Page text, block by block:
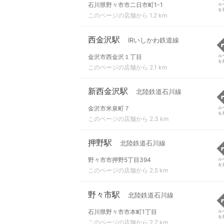
石川県野々市市二日市町1-1
このページの店舗から 1.2 km
ル
を
西金沢駅 IRいしかわ鉄道線
金沢市西金沢１丁目
このページの店舗から 2.1 km
ル
を
新西金沢駅 北陸鉄道石川線
金沢市米泉町７
このページの店舗から 2.3 km
ル
を
押野駅 北陸鉄道石川線
野々市市押野5丁目394
このページの店舗から 2.5 km
ル
を
野々市駅 北陸鉄道石川線
石川県野々市市本町1丁目
このページの店舗から 2.7 km
ル
を